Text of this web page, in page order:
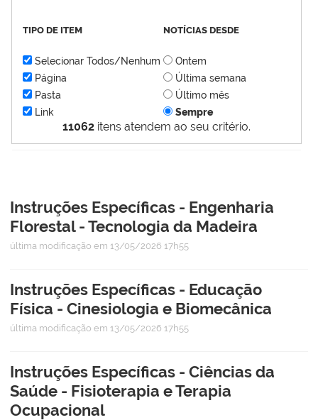
11062 itens atendem ao seu critério.
TIPO DE ITEM
Selecionar Todos/Nenhum
Página
Pasta
Link
NOTÍCIAS DESDE
Ontem
Última semana
Último mês
Sempre
Instruções Específicas - Engenharia
Florestal - Tecnologia da Madeira
última modificação em 13/05/2026 17h55
Instruções Específicas - Educação
Física - Cinesiologia e Biomecânica
última modificação em 13/05/2026 17h55
Instruções Específicas - Ciências da
Saúde - Fisioterapia e Terapia
Ocupacional